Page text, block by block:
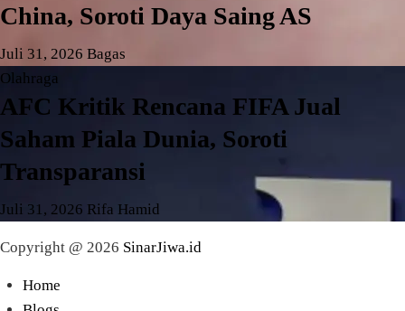
China, Soroti Daya Saing AS
Juli 31, 2026 Bagas
Olahraga
AFC Kritik Rencana FIFA Jual
Saham Piala Dunia, Soroti
Transparansi
Juli 31, 2026 Rifa Hamid
Copyright @ 2026 SinarJiwa.id
Home